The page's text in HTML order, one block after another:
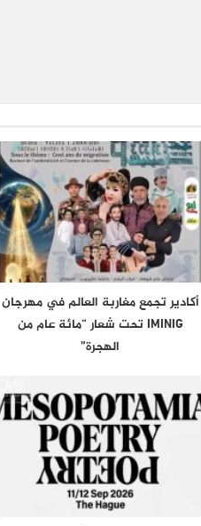
أكادير تجمع مغاربة العالم في مهرجان
IMINIG تحت شعار “مائة عام من
الهجرة”